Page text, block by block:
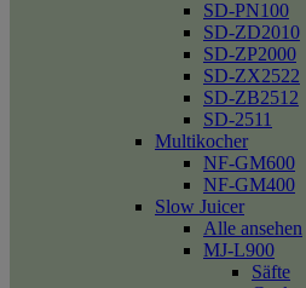
SD-PN100
SD-ZD2010
SD-ZP2000
SD-ZX2522
SD-ZB2512
SD-2511
Multikocher
NF-GM600
NF-GM400
Slow Juicer
Alle ansehen
MJ-L900
Säfte